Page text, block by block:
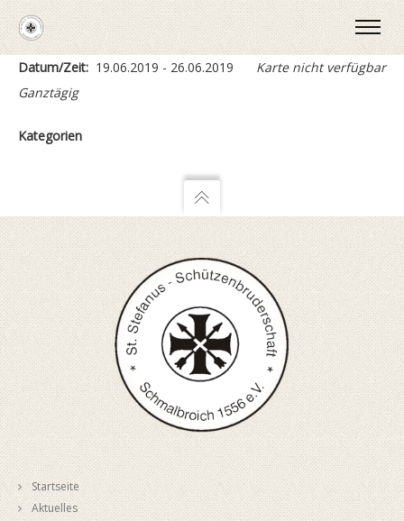
Karte nicht verfügbar
Datum/Zeit: 19.06.2019 - 26.06.2019
Ganztägig
Kategorien
Startseite
Aktuelles